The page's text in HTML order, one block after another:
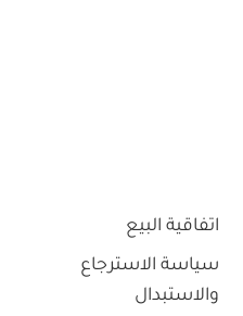
اتفاقية البيع
سياسة الاسترجاع
والاستبدال